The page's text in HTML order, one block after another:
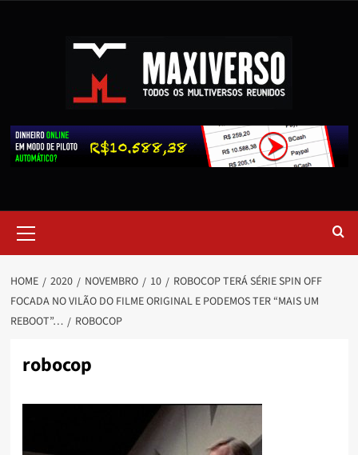
HOME 2020 NOVEMBRO 10
ROBOCOP TERÁ SÉRIE SPIN OFF
FOCADA NO VILÃO DO FILME ORIGINAL E PODEMOS TER “MAIS UM
REBOOT”…
ROBOCOP
robocop